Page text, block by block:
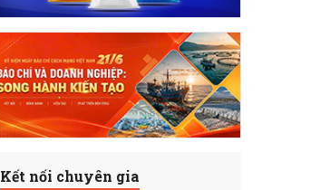
Kết nối chuyên gia